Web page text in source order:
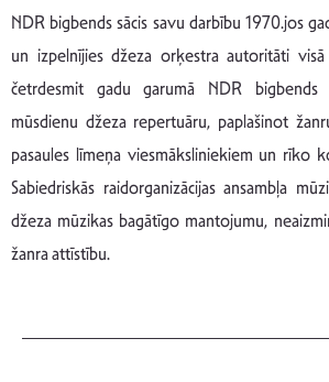
NDR bigbends sācis savu darbību 1970.jos
un izpelnījies džeza orķestra autoritāti
četrdesmit gadu garumā NDR bigbends
mūsdienu džeza repertuāru, paplašinot
pasaules līmeņa viesmāksliniekiem un rīko
Sabiedriskās raidorganizācijas ansambļa
džeza mūzikas bagātīgo mantojumu,
žanra attīstību.